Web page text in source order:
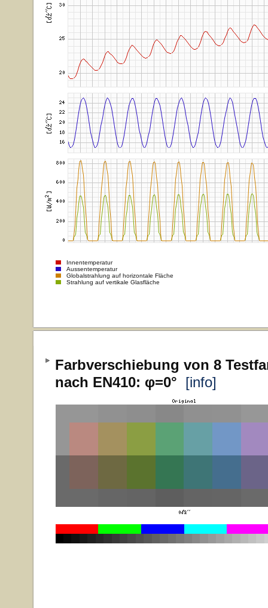
Innentemperatur
Aussentemperatur
Globalstrahlung auf horizontale Fläche
Strahlung auf vertikale Glasfläche
Farbverschiebung von 8
nach EN410: φ=0° [info]